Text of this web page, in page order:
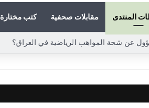
المنتدى مقابلات صحفية كتب مختارة
عن شحة المواهب الرياضية في العراق؟